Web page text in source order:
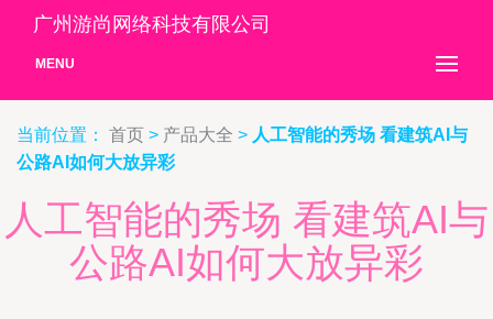
广州游尚网络科技有限公司
MENU
当前位置： 首页 > 产品大全 > 人工智能的秀场 看建筑AI与
公路AI如何大放异彩
人工智能的秀场 看建筑AI与
公路AI如何大放异彩